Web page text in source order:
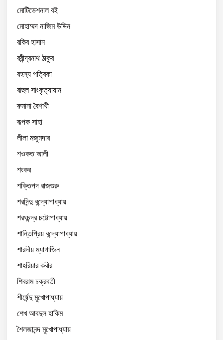
মোটিভেশনাল বই
মোহাম্মদ নাজিম উদ্দিন
রকিব হাসান
রবীন্দ্রনাথ ঠাকুর
রহস্য পত্রিকা
রাহুল সাংকৃত্যায়ান
রুমানা বৈশাখী
রূপক সাহা
লীলা মজুমদার
শওকত আলী
শংকর
শক্তিপদ রাজগুরু
শরদিন্দু বন্দ্যোপাধ্যায়
শরৎচন্দ্র চট্টোপাধ্যায়
শান্তিপ্রিয় বন্দ্যোপাধ্যায়
শারদীয় ম্যাগাজিন
শাহরিয়ার কবীর
শিবরাম চক্রবর্তী
শীর্ষেন্দু মুখোপাধ্যায়
শেখ আবদুল হাকিম
শৈলজানন্দ মুখোপাধ্যায়